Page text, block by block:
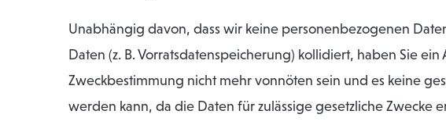
Unabhängig davon, dass wir keine personenbezogenen
Daten (z. B. Vorratsdatenspeicherung) kollidiert, haben Sie
Zweckbestimmung nicht mehr vonnöten sein und es keine
werden kann, da die Daten für zulässige gesetzliche